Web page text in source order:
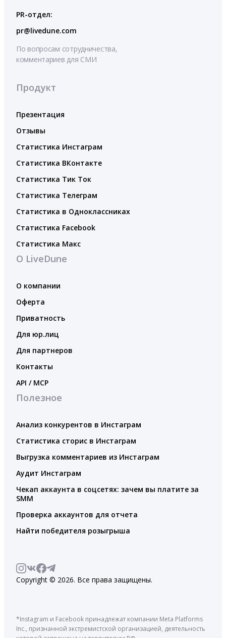
PR-отдел:
pr@livedune.com
По вопросам сотрудничества,
комментариев для СМИ
Продукт
Презентация
Отзывы
Статистика Инстаграм
Статистика ВКонтакте
Статистика Тик Ток
Статистика Телеграм
Статистика в Одноклассниках
Статистика Facebook
Статистика Макс
О LiveDune
О компании
Оферта
Приватность
Для юр.лиц
Для партнеров
Контакты
API / MCP
Полезное
Анализ конкурентов в Инстаграм
Статистика сторис в Инстаграм
Выгрузка комментариев из Инстаграм
Аудит Инстаграм
Чекап аккаунта в соцсетях: зачем вы платите за
SMM
Проверка аккаунтов для отчета
Найти победителя розыгрыша
Copyright © 2026. Все права защищены.
*Instagram и Facebook принадлежат компании Meta Platforms
Inc., признанной экстремистской организацией, деятельность